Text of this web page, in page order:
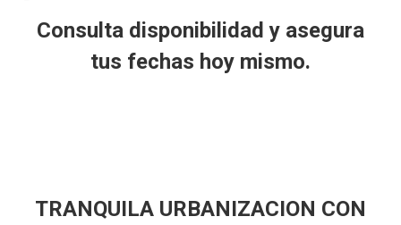
Consulta disponibilidad y asegura
tus fechas hoy mismo.
TRANQUILA URBANIZACION CON